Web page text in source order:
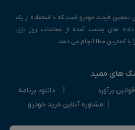
تخمین قیمت خودرو است که با استفاده از یک
های بدست آمده از معاملات روز بازار،
با کمترین خطا انجام می دهد.
های مفید
قوانین برآورد
دانلود برنامه
مشاوره آنلاین خرید خودرو